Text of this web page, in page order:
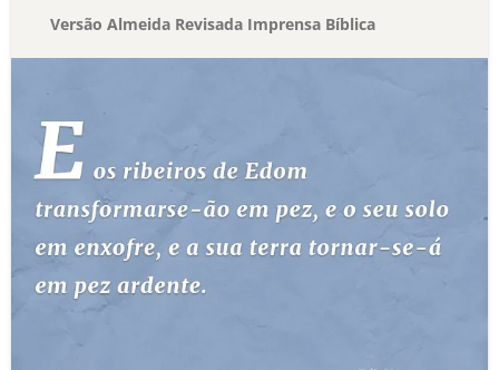
Versão Almeida Revisada Imprensa Bíblica